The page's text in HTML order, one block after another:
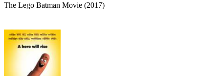
The Lego Batman Movie (2017)